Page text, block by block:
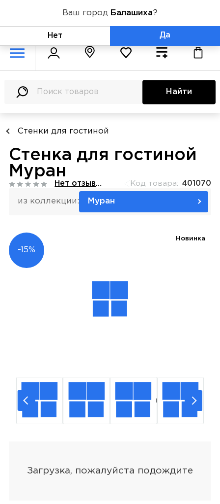
+7 (800) 775-71-06
Найти
Стенки для гостиной
Стенка для гостиной
Муран
Код товара: 401070
Нет отзывов
из коллекции: Муран
-15%
Новинка
Ваш город Балашиха?
Нет Да